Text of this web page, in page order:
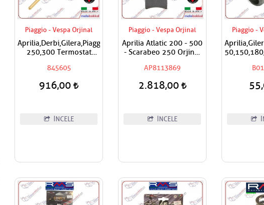
Piaggio - Vespa Orjinal
Aprilia,Derbi,Gilera,Piaggio,Vespa
250,300 Termostat
845605
916,00
İNCELE
Piaggio - Vespa Orjinal
Aprilia Atlatic 200 - 500
- Scarabeo 250 Orjinal
AP8113869
2.818,00
İNCELE
Piaggio -
Adet